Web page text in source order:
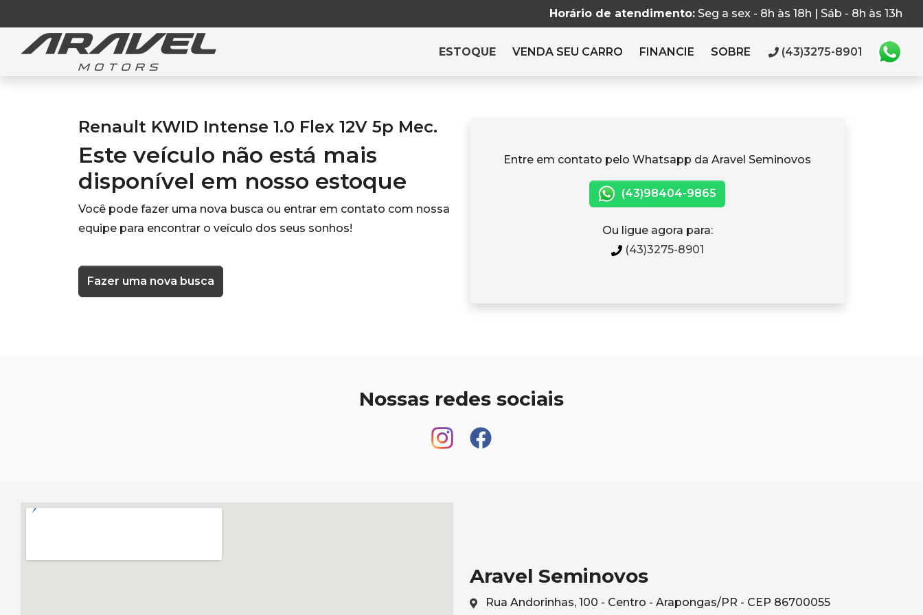
Horário de atendimento: Seg a sex - 8h às 18h | Sáb - 8h às 13h
ESTOQUE VENDA SEU CARRO FINANCIE SOBRE (43)3275-8901
Renault KWID Intense 1.0 Flex 12V 5p Mec.
Este veículo não está mais
disponível em nosso estoque
Você pode fazer uma nova busca ou entrar em contato com nossa
equipe para encontrar o veículo dos seus sonhos!
Fazer uma nova busca
Entre em contato pelo Whatsapp da Aravel Seminovos
(43)98404-9865
Ou ligue agora para:
(43)3275-8901
Nossas redes sociais
Aravel Seminovos
Rua Andorinhas, 100 - Centro - Arapongas/PR - CEP 86700055